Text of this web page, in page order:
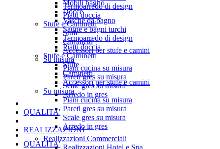
Mobili bagno
Docce
Vasche da bagno
Saune e bagni turchi
Termoarredo di design
Piatti doccia
Stufe e Caminetti
Stufe
Caminetti
Accessori per stufe e camini
Su misura
Piani cucina su misura
Pareti gres su misura
Scale gres su misura
Arredo in gres
QUALITA'
Termoarredo di design
Piatti doccia
Stufe e Caminetti
Stufe
Caminetti
Accessori per stufe e camini
Su misura
Piani cucina su misura
Pareti gres su misura
Scale gres su misura
Arredo in gres
QUALITA'
REALIZZAZIONI
Realizzazioni Commerciali
Realizzazioni Hotel e Spa